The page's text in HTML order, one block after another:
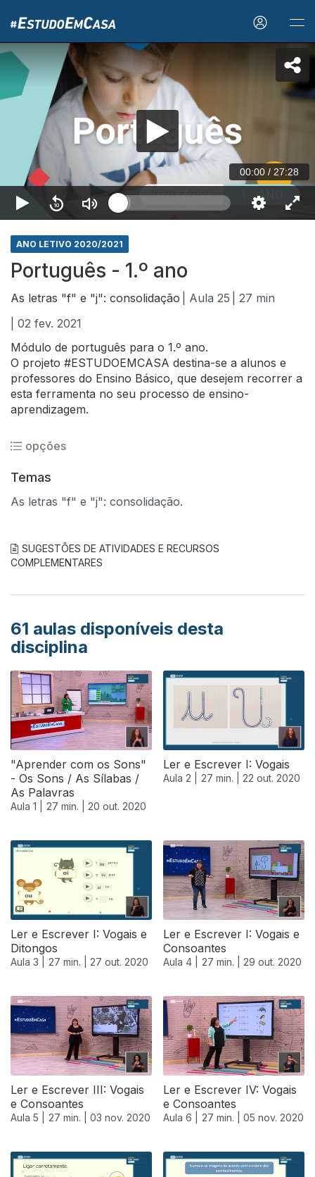
00:00 / 27:28
ANO LETIVO 2020/2021
Português - 1.º ano
As letras "f" e "j": consolidação | Aula 25
| 27 min
| 02 fev. 2021
Módulo de português para o 1.º ano.
O projeto #ESTUDOEMCASA destina-se a alunos e
professores do Ensino Básico, que desejem recorrer a
esta ferramenta no seu processo de ensino-
aprendizagem.
opções
Temas
As letras "f" e "j": consolidação.
SUGESTÕES DE ATIVIDADES E RECURSOS
COMPLEMENTARES
61 aulas disponíveis desta
disciplina
"Aprender com os Sons"
- Os Sons / As Sílabas /
As Palavras
Aula 1 | 27 min. | 20 out. 2020
Ler e Escrever I: Vogais
Aula 2 | 27 min. | 22 out. 2020
Ler e Escrever I: Vogais e
Ditongos
Aula 3 | 27 min. | 27 out. 2020
Ler e Escrever I: Vogais e
Consoantes
Aula 4 | 27 min. | 29 out. 2020
Ler e Escrever III: Vogais
e Consoantes
Aula 5 | 27 min. | 03 nov. 2020
Ler e Escrever IV: Vogais
e Consoantes
Aula 6 | 27 min. | 05 nov. 2020